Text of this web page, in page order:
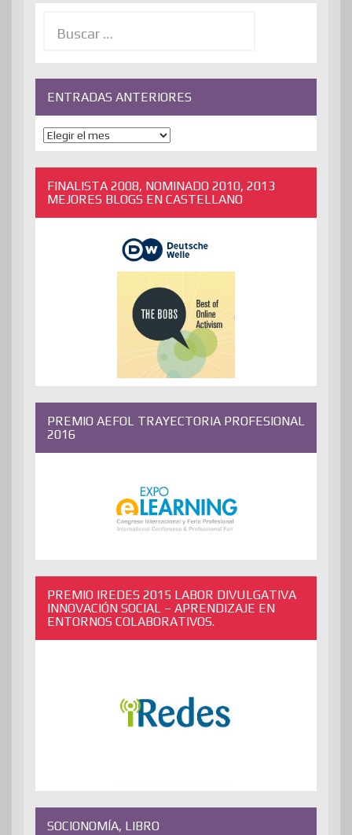
ENTRADAS ANTERIORES
ENTRADAS
ANTERIORES
FINALISTA 2008, NOMINADO 2010, 2013
MEJORES BLOGS EN CASTELLANO
PREMIO AEFOL TRAYECTORIA PROFESIONAL
2016
PREMIO IREDES 2015 LABOR DIVULGATIVA
INNOVACIÓN SOCIAL – APRENDIZAJE EN
ENTORNOS COLABORATIVOS.
SOCIONOMÍA, LIBRO